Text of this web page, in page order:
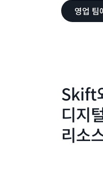
영업 팀
Skift
디지
리소